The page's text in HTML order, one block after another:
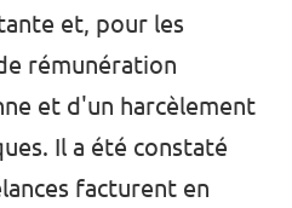
et, pour les
rémunération
et d'un harcèlement
Il a été constaté
facturent en